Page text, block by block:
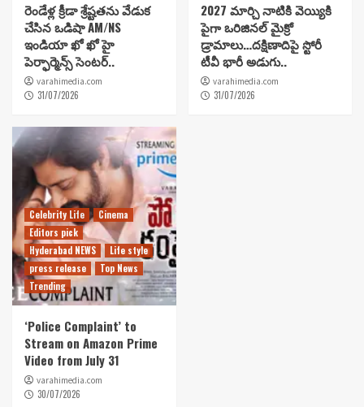
రెండేళ్ల క్రీడా శ్రేష్టతను వేడుక
చేసిన ఒడిషా AM/NS
ఇండియా ఖో ఖో హై
పెర్ఫార్మెన్స్ సెంటర్..
varahimedia.com
31/07/2026
2027 మార్చి నాటికి వెయ్యికి
పైగా ఒరిజినల్ మైక్రో
డ్రామాలు…దక్షిణాదిపై స్టోరీ
టీవీ భారీ అడుగు..
varahimedia.com
31/07/2026
Celebrity Life
Cinema
Editors pick
Hyderabad NEWS
Life style
press release
Top News
Trending
‘Police Complaint’ to
Stream on Amazon Prime
Video from July 31
varahimedia.com
30/07/2026